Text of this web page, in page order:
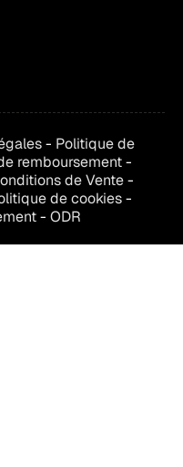
- Politique de
remboursement-
deVente-
de cookies-
- ODR